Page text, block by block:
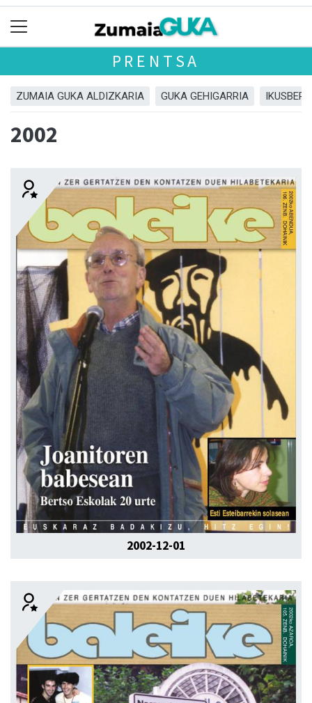
PRENTSA
ZUMAIA GUKA ALDIZKARIA GUKA GEHIGARRIA IKUSBERA
2002
2002-12-01